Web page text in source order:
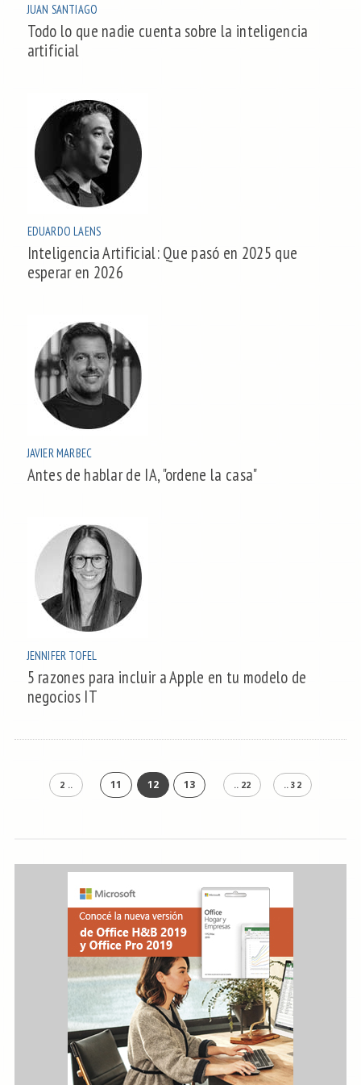
JUAN SANTIAGO
Todo lo que nadie cuenta sobre la inteligencia
artificial
EDUARDO LAENS
Inteligencia Artificial: Que pasó en 2025 que
esperar en 2026
JAVIER MARBEC
Antes de hablar de IA, "ordene la casa"
JENNIFER TOFEL
5 razones para incluir a Apple en tu modelo de
negocios IT
2 .. 11 12 13 .. 22 .. 32